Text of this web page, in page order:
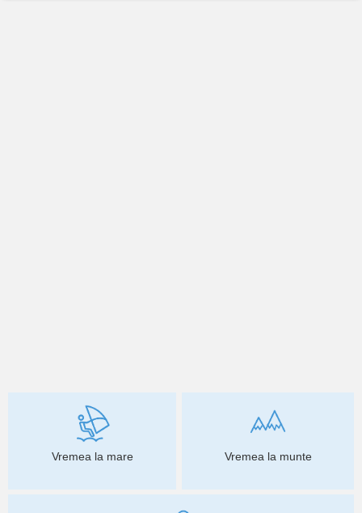
Vremea la mare Vremea la munte